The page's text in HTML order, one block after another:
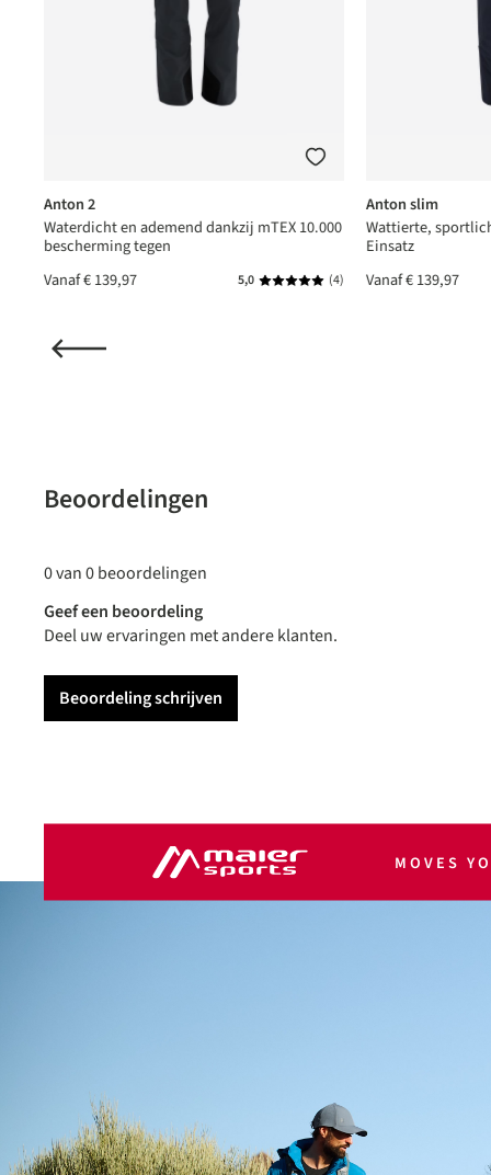
waardering van 5 van 5 sterren
Anton 2
Waterdicht en ademend dankzij mTEX 10.000
bescherming tegen
Vanaf€ 139,97 5,0 Gemiddelde waardering van 5
(4)
Anton slim
Wattierte,
Einsatz
Vanaf€ 139,97
Beoordelingen
0 van 0 beoordelingen
Geef een beoordeling
Deel uw ervaringen met andere klanten.
Beoordeling schrijven
MOVES